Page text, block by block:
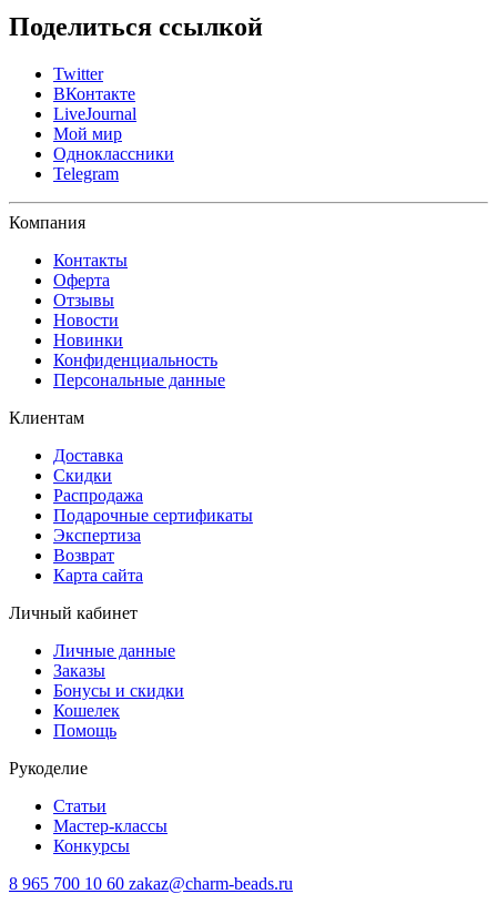
Поделиться ссылкой
Twitter
ВКонтакте
LiveJournal
Мой мир
Одноклассники
Telegram
Компания
Контакты
Оферта
Отзывы
Новости
Новинки
Конфиденциальность
Персональные данные
Клиентам
Доставка
Скидки
Распродажа
Подарочные сертификаты
Экспертиза
Возврат
Карта сайта
Личный кабинет
Личные данные
Заказы
Бонусы и скидки
Кошелек
Помощь
Рукоделие
Статьи
Мастер-классы
Конкурсы
8 965 700 10 60 zakaz@charm-beads.ru